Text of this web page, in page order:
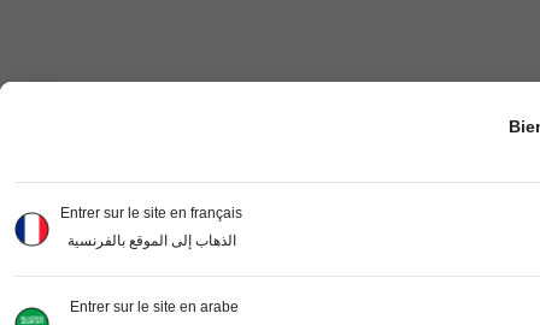
Entrer sur le site en français
الذهاب إلى الموقع بالفرنسية
Entrer sur le site en arabe